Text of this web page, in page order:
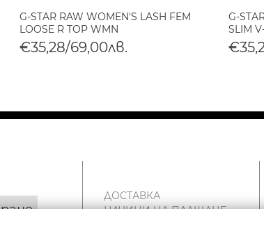
G-STAR RAW WOMEN'S LASH FEM
LOOSE R TOP WMN
€35,28/69,00лв.
G-
SLIM
ДОСТАВКА
НАЧИНИ НА ПЛАЩАНЕ